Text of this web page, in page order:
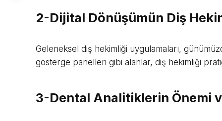
2-Dijital Dönüşümün Diş
Geleneksel diş hekimliği uygulamaları,
gösterge panelleri gibi alanlar, diş hekimliği
3-Dental Analitiklerin Önemi